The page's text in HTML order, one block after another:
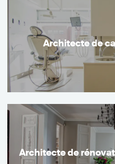
Architecte de
Architecte de